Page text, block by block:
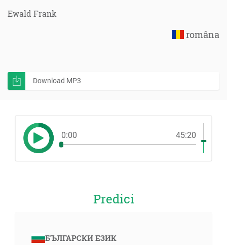
Ewald Frank
româna
Download MP3
0:00 45:20
Predici
БЪЛГАРСКИ ЕЗИК